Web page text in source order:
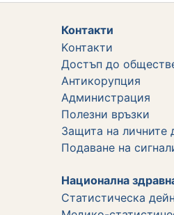
Контакти
Kонтакти
Достъп до
Aнтикорупция
Администрация
Полезни връзки
Защита на личните
Подаване на
Национална
Статистическа